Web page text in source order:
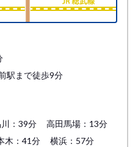
駅まで徒歩9分
：39分
高田馬場：13分
木：41分 横浜：57分